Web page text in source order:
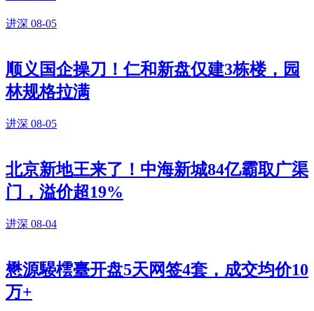
进深 08-05
顺义国企操刀！仁和新盘仅建3栋楼，园
林规格拉满
进深 08-05
北京新地王来了！中海新城84亿霸取广渠
门，溢价超19%
进深 08-04
懋源騴橒臺开盘5天网签4套，成交均价10
万+